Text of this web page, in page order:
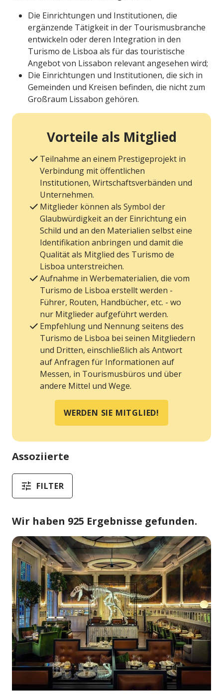
Die Einrichtungen und Institutionen, die
ergänzende Tätigkeit in der Tourismusbranche
entwickeln oder deren Integration in den
Turismo de Lisboa als für das touristische
Angebot von Lissabon relevant angesehen wird;
Die Einrichtungen und Institutionen, die sich in
Gemeinden und Kreisen befinden, die nicht zum
Großraum Lissabon gehören.
Vorteile als Mitglied
Teilnahme an einem Prestigeprojekt in
Verbindung mit öffentlichen
Institutionen, Wirtschaftsverbänden und
Unternehmen.
Mitglieder können als Symbol der
Glaubwürdigkeit an der Einrichtung ein
Schild und an den Materialien selbst eine
Identifikation anbringen und damit die
Qualität als Mitglied des Turismo de
Lisboa unterstreichen.
Aufnahme in Werbematerialien, die vom
Turismo de Lisboa erstellt werden -
Führer, Routen, Handbücher, etc. - wo
nur Mitglieder aufgeführt werden.
Empfehlung und Nennung seitens des
Turismo de Lisboa bei seinen Mitgliedern
und Dritten, einschließlich als Antwort
auf Anfragen für Informationen auf
Messen, in Tourismusbüros und über
andere Mittel und Wege.
WERDEN SIE MITGLIED!
Assoziierte
FILTER
Wir haben 925 Ergebnisse gefunden.